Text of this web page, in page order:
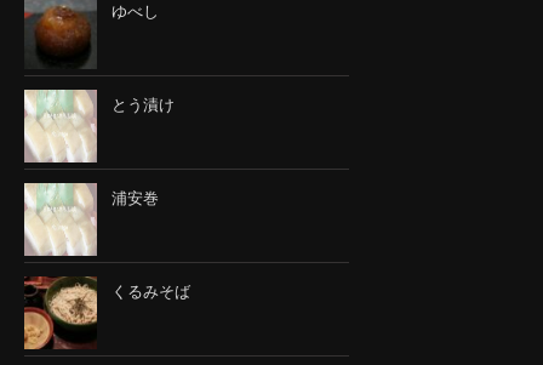
ゆべし
とう漬け
浦安巻
くるみそば